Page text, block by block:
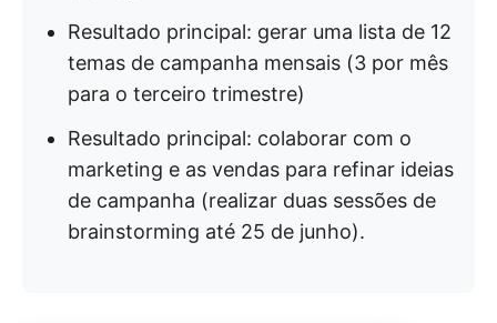
Resultado principal: gerar uma lista de 12
temas de campanha mensais (3 por mês
para o terceiro trimestre)
Resultado principal: colaborar com o
marketing e as vendas para refinar ideias
de campanha (realizar duas sessões de
brainstorming até 25 de junho).